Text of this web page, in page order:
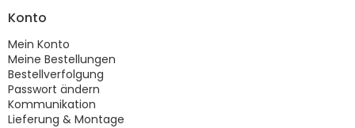
Konto
Mein Konto
Meine Bestellungen
Bestellverfolgung
Passwort ändern
Kommunikation
Lieferung & Montage